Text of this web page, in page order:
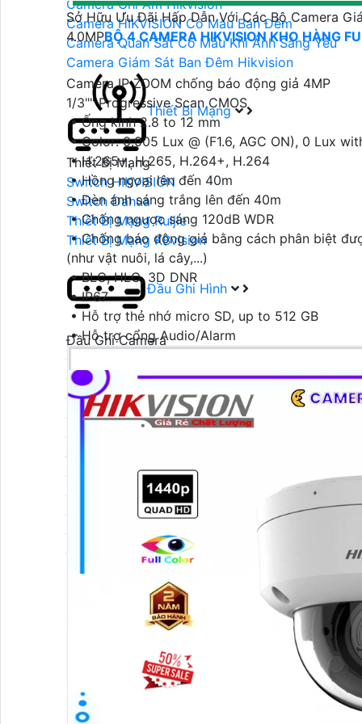
Camera Ghi Âm Hikvision
Camera HIKVISION Có Màu Ban Đêm
Camera Quan Sát Có Màu Khi Ánh Sáng Yếu
Camera Giám Sát Ban Đêm Hikvision
Thiết Bị Mạng
Thiết Bị Mạng
Switch HIKVISION
Switch Dahua
Thiết Bị Mạng Ruijie
Thiết Bị Mạng KBvision
Đầu Ghi Hình
Đầu Ghi Camera
Đầu Ghi Hikvision
Đầu Ghi Kbvision
Đầu Ghi Vantech
Đầu Ghi 4 Kênh
Đầu Ghi 8 Kênh
Đầu Ghi 16 Kênh
Đầu Ghi 32 Kênh
Đầu Ghi 64 Kênh
Máy Chấm Công
Máy Chấm Công
Máy Chấm Công Hikvision
Máy Chấm Công Dahua
Máy Chấm Công Kbvision
Sở Hữu Ưu Đãi Hấp Dẫn Với Các Bộ Camera
4.0MPBỘ 4 CAMERA HIKVISION KHO HÀNG
Camera IP ZOOM chống báo động giả 4MP
1/3"" Progressive Scan CMOS
• Ống kính 2.8 to 12 mm
• Color: 0.005 Lux @ (F1.6, AGC ON), 0 Lux
• H.265+, H.265, H.264+, H.264
• Hồng ngoại lên đến 40m
• Đèn ánh sáng trắng lên đến 40m
• Chống ngược sáng 120dB WDR
• Chống báo động giả bằng cách phân biệt
(như vật nuôi, lá cây,...)
• BLC, HLC, 3D DNR
• IP67
• Hỗ trợ thẻ nhớ micro SD, up to 512 GB
• Hỗ trợ cổng Audio/Alarm